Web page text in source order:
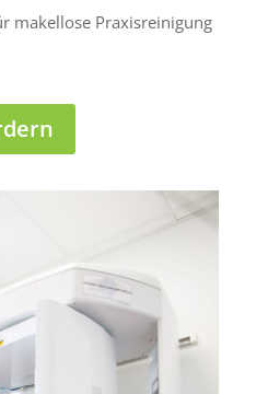
makellose Praxisreinigung